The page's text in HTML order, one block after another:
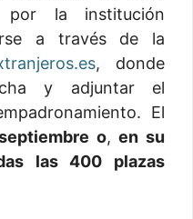
por la institución
a través de la
, donde
y adjuntar el
El
o, en su
las 400 plazas